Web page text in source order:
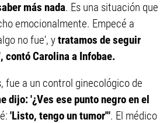
más nada. Es una situación que
emocionalmente. Empecé a
no fue', ytratamos de seguir
contó Carolina a Infobae.
fue a un control ginecológico de
dijo: '¿Ves ese punto negro en el
'Listo, tengo un tumor'". El médico